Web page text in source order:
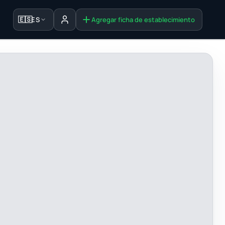
🇪🇸ES Iniciar sesiónAgregar ficha de establecimiento